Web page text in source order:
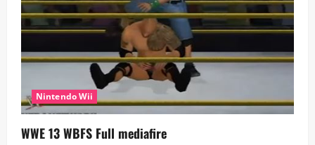
Nintendo Wii
WWE 13 WBFS Full mediafire